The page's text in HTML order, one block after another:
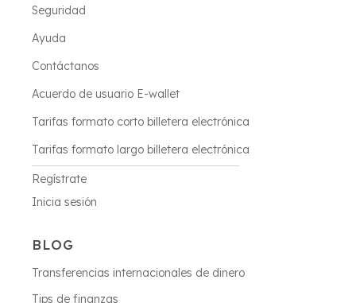
Seguridad
Ayuda
Contáctanos
Acuerdo de usuario E-wallet
Tarifas formato corto billetera electrónica
Tarifas formato largo billetera electrónica
Regístrate
Inicia sesión
BLOG
Transferencias internacionales de dinero
Tips de finanzas